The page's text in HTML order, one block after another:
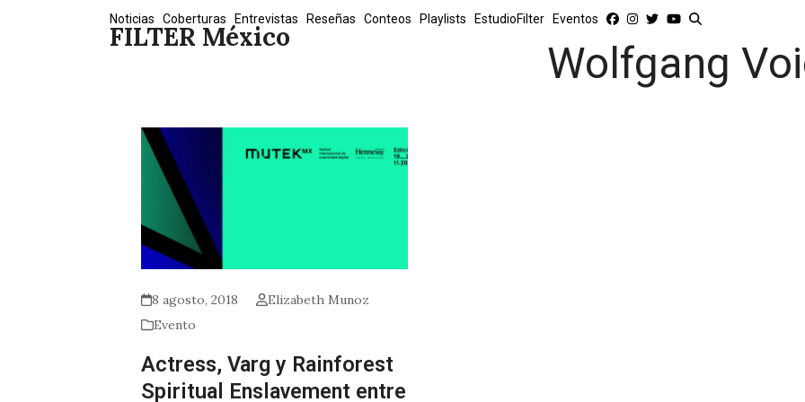
FILTER México
Noticias Coberturas Entrevistas Reseñas Conteos Playlists EstudioFilter Eventos
Wolfgang
8 agosto, 2018
Elizabeth Munoz
Evento
Actress, Varg y Rainforest
Spiritual Enslavement entre